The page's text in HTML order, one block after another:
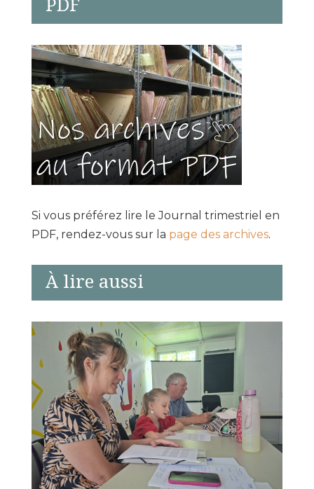
Si vous préférez lire le Journal trimestriel en
PDF, rendez-vous sur la page des archives.
À lire aussi